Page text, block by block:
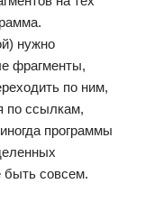
нужно
фрагменты,
по ним,
по ссылкам,
программы
быть совсем.